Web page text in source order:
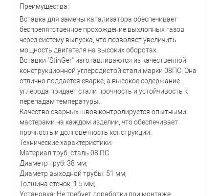
Преимущества:
Вставка для замены катализатора обеспечивает
беспрепятственное прохождение выхлопных газов
через систему выпуска, что позволяет увеличить
мощность двигателя на высоких оборотах.
Вставки "StinGer" изготавливаются из качественной
конструкционной углеродистой стали марки 08ПС. Она
отлично поддается сварке, а высокое содержание
углерода придает стали прочность и устойчивость к
перепадам температуры.
Качество сварных швов контролируется опытными
мастерами на каждом изделии, что обеспечивает
прочность и долговечность конструкции.
Технические характеристики:
Материал труб: сталь 08 ПC
Диаметр труб: 38 мм;
Диаметр выходной трубы: 51 мм;
Толщина стенок: 1.5 мм;
Установка: Не требует доработки при монтаже.